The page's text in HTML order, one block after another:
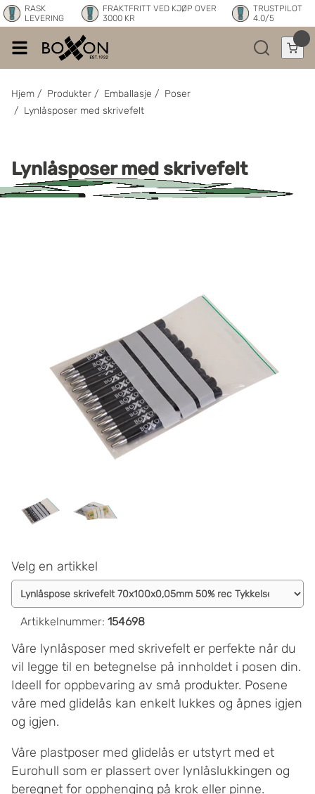
RASK
LEVERING
FRAKTFRITT VED KJØP OVER
3000 KR
TRUSTPILOT
4.0/5
Hjem / Produkter / Emballasje / Poser
/ Lynlåsposer med skrivefelt
Lynlåsposer med skrivefelt
Velg en artikkel
Artikkelnummer: 154698
Våre lynlåsposer med skrivefelt er perfekte når du
vil legge til en betegnelse på innholdet i posen din.
Ideell for oppbevaring av små produkter. Posene
våre med glidelås kan enkelt lukkes og åpnes igjen
og igjen.
Våre plastposer med glidelås er utstyrt med et
Eurohull som er plassert over lynlåslukkingen og
beregnet for opphenging på krok eller pinne.